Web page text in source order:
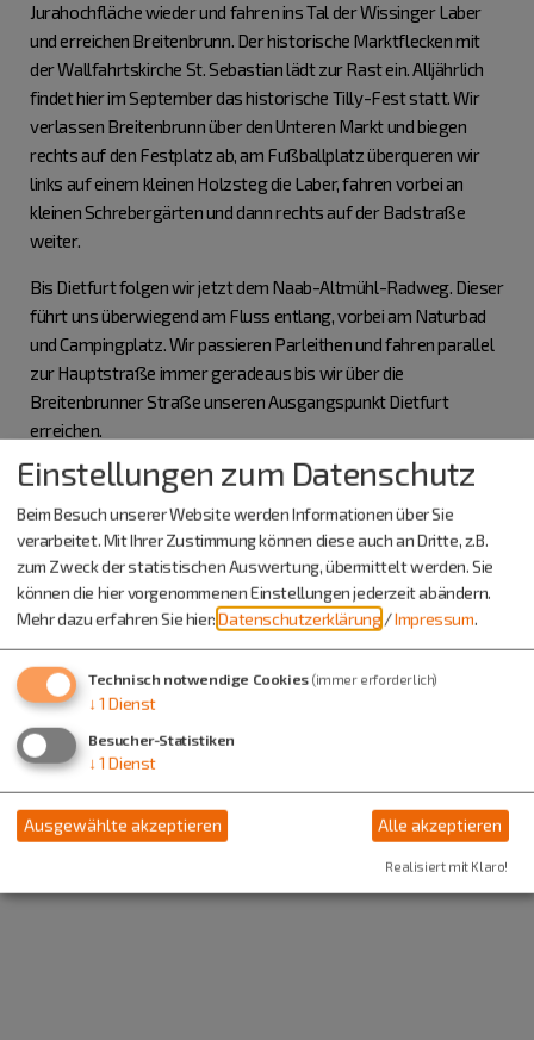
Jurahochfläche wieder und fahren ins Tal der Wissinger Laber
und erreichen Breitenbrunn. Der historische Marktflecken mit
der Wallfahrtskirche St. Sebastian lädt zur Rast ein. Alljährlich
findet hier im September das historische Tilly-Fest statt. Wir
verlassen Breitenbrunn über den Unteren Markt und biegen
rechts auf den Festplatz ab, am Fußballplatz überqueren wir
links auf einem kleinen Holzsteg die Laber, fahren vorbei an
kleinen Schrebergärten und dann rechts auf der Badstraße
weiter.
Bis Dietfurt folgen wir jetzt dem Naab-Altmühl-Radweg. Dieser
führt uns überwiegend am Fluss entlang, vorbei am Naturbad
und Campingplatz. Wir passieren Parleithen und fahren parallel
zur Hauptstraße immer geradeaus bis wir über die
Breitenbrunner Straße unseren Ausgangspunkt Dietfurt
erreichen.
Einstellungen zum Datenschutz
Beim Besuch unserer Website werden Informationen über Sie
verarbeitet. Mit Ihrer Zustimmung können diese auch an Dritte, z.B.
zum Zweck der statistischen Auswertung, übermittelt werden. Sie
können die hier vorgenommenen Einstellungen jederzeit abändern.
Mehr dazu erfahren Sie hier:Datenschutzerklärung /Impressum.
Technisch notwendige Cookies (immer erforderlich)
↓ 1 Dienst
Besucher-Statistiken
↓ 1 Dienst
Ausgewählte akzeptieren Alle akzeptieren
Realisiert mit Klaro!